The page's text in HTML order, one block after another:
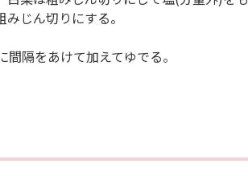
みじん切りにする。
隔をあけて加えてゆでる。